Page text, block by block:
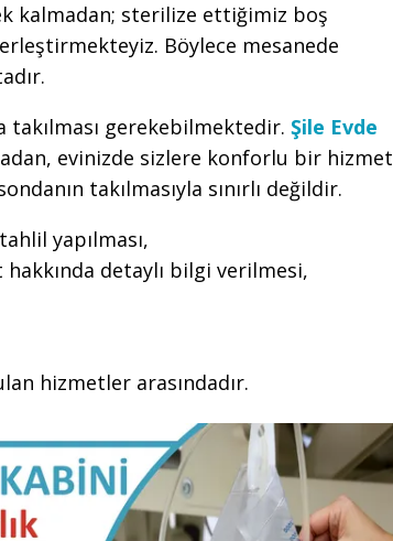
kalmadan; sterilize ettiğimiz boş
Böylece mesanede
takılması gerekebilmektedir. Şile Evde
evinizde sizlere konforlu bir hizmet
takılmasıyla sınırlı değildir.
yapılması,
hakkında detaylı bilgi verilmesi,
hizmetler arasındadır.